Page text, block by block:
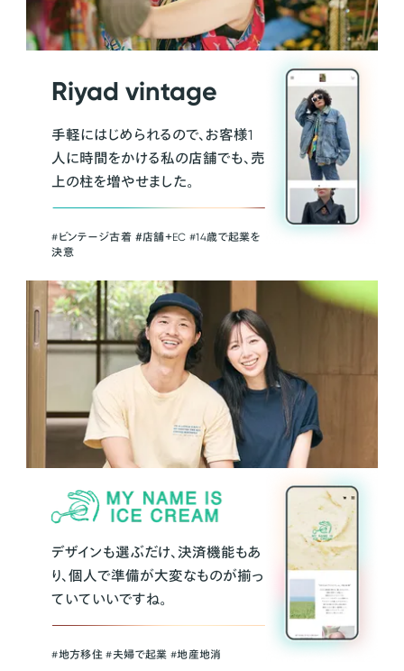
Riyad vintage
手軽にはじめられるので、お客様1
人に時間をかける私の店舗でも、売
上の柱を増やせました。
#ビンテージ古着 ＃店舗＋EC #14歳で起業を
決意
デザインも選ぶだけ、決済機能もあ
り、個人で準備が大変なものが揃っ
ていていいですね。
#地方移住 #夫婦で起業 #地産地消